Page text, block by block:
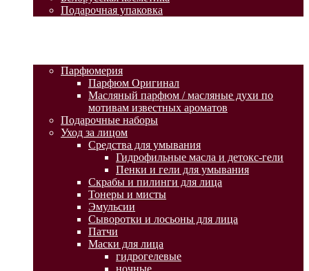
Подарочная упаковка
Парфюмерия
Парфюм Оригинал
Масляный парфюм / масляные духи по
мотивам известных ароматов
Подарочные наборы
Уход за лицом
Средства для умывания
Гидрофильные масла и детокс-гели
Пенки и гели для умывания
Скрабы и пилинги для лица
Тонеры и мисты
Эмульсии
Сыворотки и лосьоны для лица
Патчи
Маски для лица
гидрогелевые